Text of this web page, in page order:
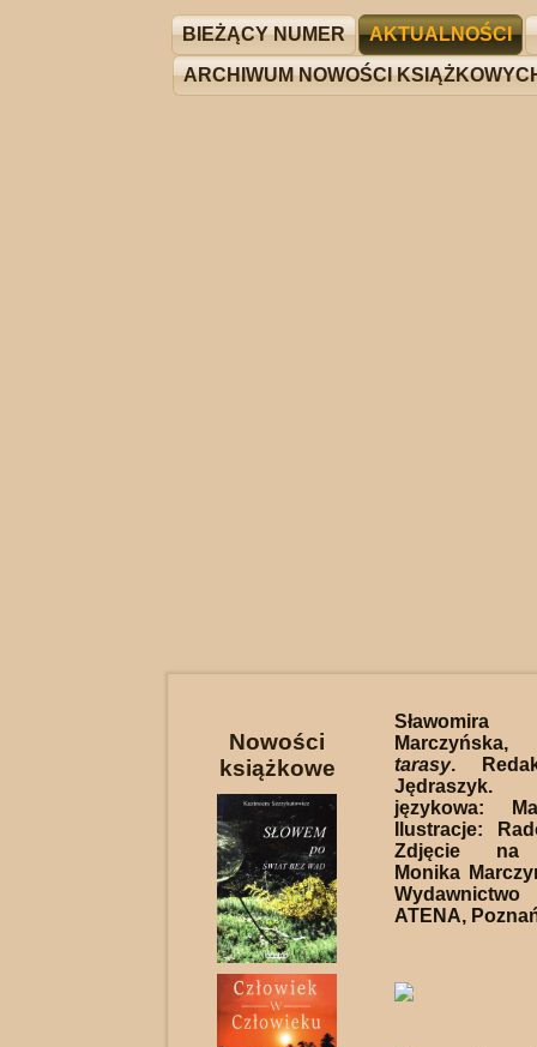
BIEŻĄCY NUMER AKTUALNOŚCI
ARCHIWUM NOWOŚCI
Nowości
książkowe
Sławomira
tarasy.
językowa:
Ilustracje:
Zdjęcie na
Monika
ATENA,